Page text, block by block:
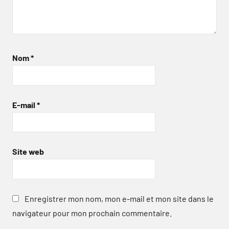
Nom*
E-mail *
Site web
Enregistrer mon nom, mon e-mail et mon site dans le
navigateur pour mon prochain commentaire.